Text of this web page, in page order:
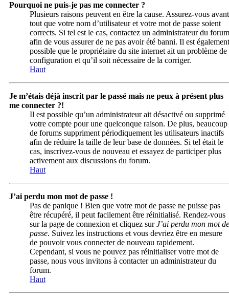
Pourquoi ne puis-je pas me connecter ?
Plusieurs raisons peuvent en être la cause. Assurez-vous avant
tout que votre nom d’utilisateur et votre mot de passe soient
corrects. Si tel est le cas, contactez un administrateur du forum
afin de vous assurer de ne pas avoir été banni. Il est également
possible que le propriétaire du site internet ait un problème de
configuration et qu’il soit nécessaire de la corriger.
Haut
Je m’étais déjà inscrit par le passé mais ne peux à présent plus
me connecter ?!
Il est possible qu’un administrateur ait désactivé ou supprimé
votre compte pour une quelconque raison. De plus, beaucoup
de forums suppriment périodiquement les utilisateurs inactifs
afin de réduire la taille de leur base de données. Si tel était le
cas, inscrivez-vous de nouveau et essayez de participer plus
activement aux discussions du forum.
Haut
J’ai perdu mon mot de passe !
Pas de panique ! Bien que votre mot de passe ne puisse pas
être récupéré, il peut facilement être réinitialisé. Rendez-vous
sur la page de connexion et cliquez surJ’ai perdu mon mot de
passe. Suivez les instructions et vous devriez être en mesure
de pouvoir vous connecter de nouveau rapidement.
Cependant, si vous ne pouvez pas réinitialiser votre mot de
passe, nous vous invitons à contacter un administrateur du
forum.
Haut